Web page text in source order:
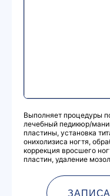
Выполняет процедуры
лечебный педикюр/
пластины, установка
онихолизиса ногтя,
коррекция вросшего
пластин, удаление